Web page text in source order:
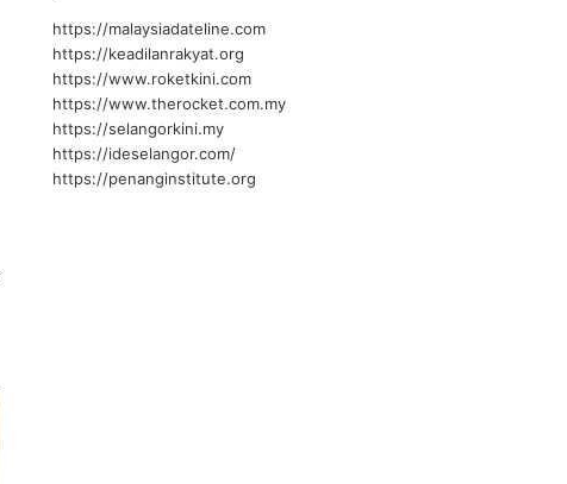
https://malaysiadateline.com
https://keadilanrakyat.org
https://www.roketkini.com
https://www.therocket.com.my
https://selangorkini.my
https://ideselangor.com/
https://penanginstitute.org